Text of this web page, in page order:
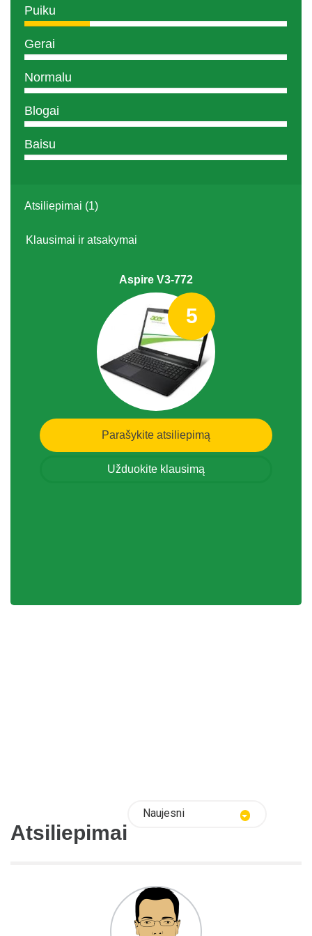
Puiku
Gerai
Normalu
Blogai
Baisu
Atsiliepimai (1)
Klausimai ir atsakymai
Aspire V3-772
5
Parašykite atsiliepimą
Užduokite klausimą
Atsiliepimai
Naujesni